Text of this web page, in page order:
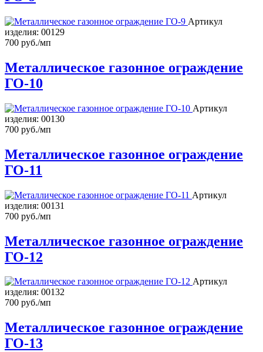
Артикул
изделия: 00129
700 руб./мп
Металлическое газонное ограждение
ГО-10
Артикул
изделия: 00130
700 руб./мп
Металлическое газонное ограждение
ГО-11
Артикул
изделия: 00131
700 руб./мп
Металлическое газонное ограждение
ГО-12
Артикул
изделия: 00132
700 руб./мп
Металлическое газонное ограждение
ГО-13